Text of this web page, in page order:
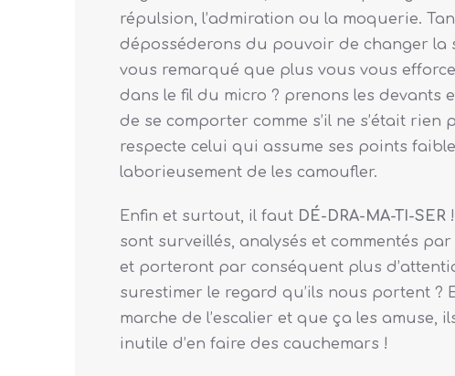
répulsion, l’admiration ou la moquerie.
déposséderons du pouvoir de changer la
vous remarqué que plus vous vous
dans le fil du micro ? prenons les devants
de se comporter comme s’il ne s’était
respecte celui qui assume ses points
laborieusement de les camoufler.
Enfin et surtout, il faut DÉ-DRA-MA-TI-SER
sont surveillés, analysés et commentés
et porteront par conséquent plus
surestimer le regard qu’ils nous portent ?
marche de l’escalier et que ça les
inutile d’en faire des cauchemars !